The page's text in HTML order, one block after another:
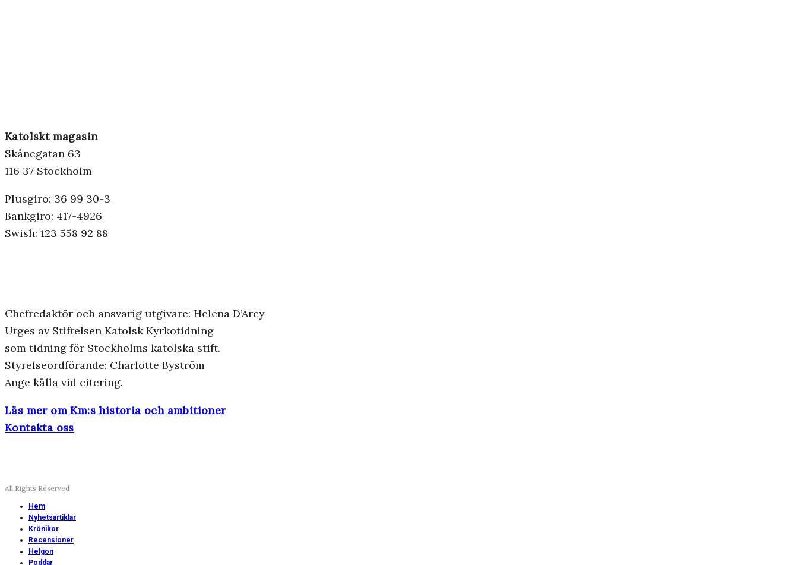
Katolskt magasin
Skånegatan 63
116 37 Stockholm
Plusgiro: 36 99 30-3
Bankgiro: 417-4926
Swish: 123 558 92 88
Chefredaktör och ansvarig utgivare: Helena D’Arcy
Utges av Stiftelsen Katolsk Kyrkotidning
som tidning för Stockholms katolska stift.
Styrelseordförande: Charlotte Byström
Ange källa vid citering.
Läs mer om Km:s historia och ambitioner
Kontakta oss
All Rights Reserved
Hem
Nyhetsartiklar
Krönikor
Recensioner
Helgon
Poddar